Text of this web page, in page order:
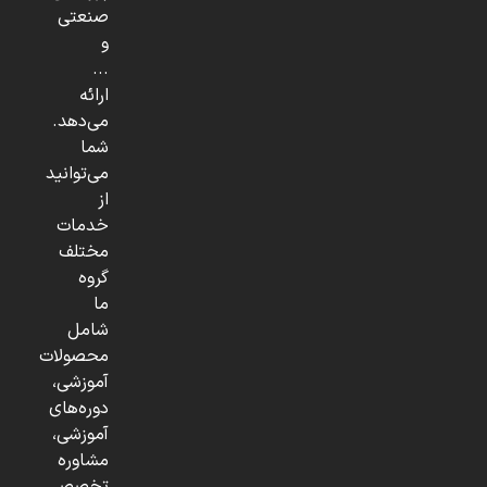
صنعتی
و
...
ارائه
می‌دهد.
شما
می‌توانید
از
خدمات
مختلف
گروه
ما
شامل
محصولات
آموزشی،
دوره‌های
آموزشی،
مشاوره